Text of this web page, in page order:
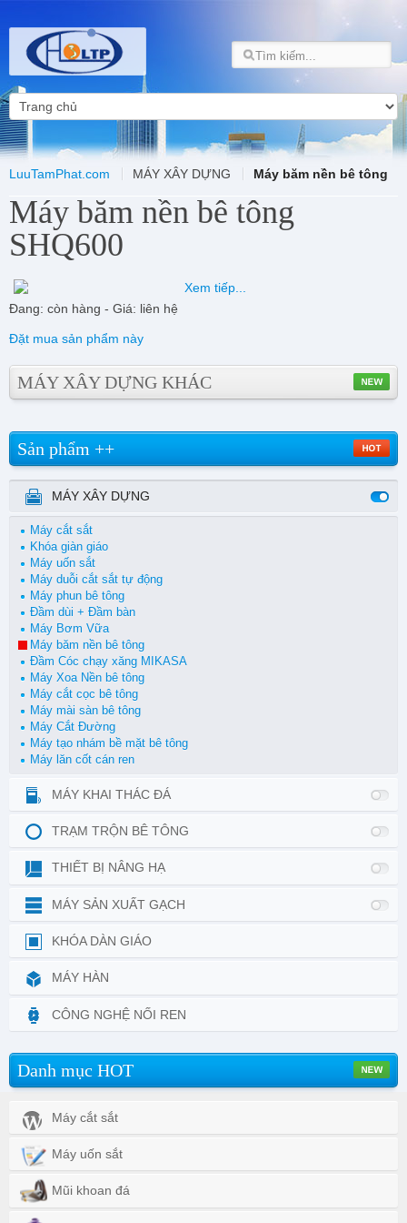
LuuTamPhat.com MÁY XÂY DỰNG Máy băm nền bê tông
Máy băm nền bê tông
SHQ600
Đang: còn hàng - Giá: liên hệ
Đặt mua sản phẩm này
MÁY XÂY DỰNG KHÁC
Sản phẩm ++
MÁY XÂY DỰNG
Máy cắt sắt
Khóa giàn giáo
Máy uốn sắt
Máy duỗi cắt sắt tự động
Máy phun bê tông
Đầm dùi + Đầm bàn
Máy Bơm Vữa
Máy băm nền bê tông
Đầm Cóc chạy xăng MIKASA
Máy Xoa Nền bê tông
Máy cắt cọc bê tông
Máy mài sàn bê tông
Máy Cắt Đường
Máy tạo nhám bề mặt bê tông
Máy lăn cốt cán ren
MÁY KHAI THÁC ĐÁ
TRẠM TRỘN BÊ TÔNG
THIẾT BỊ NÂNG HẠ
MÁY SẢN XUẤT GẠCH
KHÓA DÀN GIÁO
MÁY HÀN
CÔNG NGHỆ NỐI REN
Danh mục HOT
Máy cắt sắt
Máy uốn sắt
Mũi khoan đá